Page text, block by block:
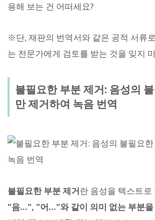
용해 보는 건 어떠세요?
※단, 재판의 번역서와 같은 공적 서류
는 전문가에게 검토를 받는 것을 잊지
불필요한 부분 제거: 음성의
만 제거하여 녹음 번역
불필요한 부분 제거란 음성을 텍스트로
"음...", "어..."와 같이 의미 없는 부분